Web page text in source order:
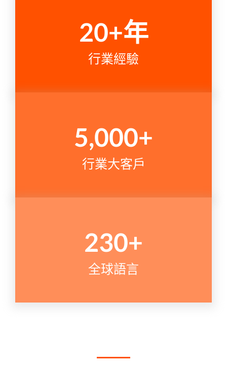
20+年
行業經驗
5,000+
行業大客戶
230+
全球語言